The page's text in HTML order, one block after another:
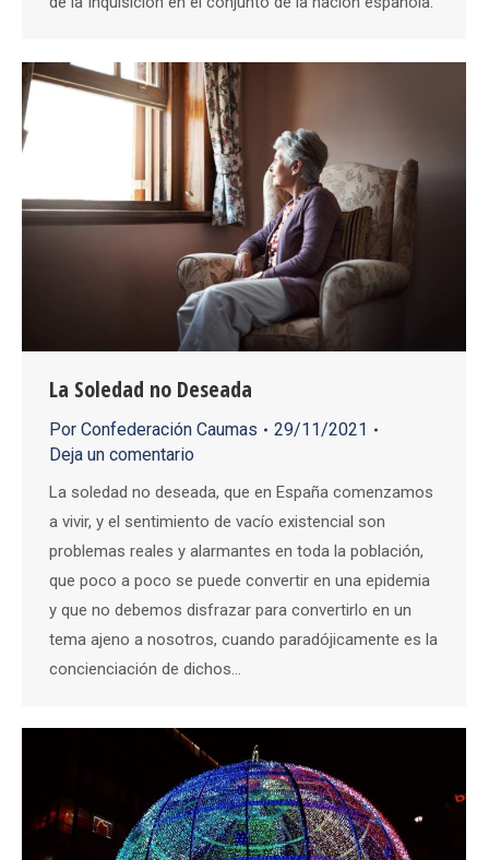
La Soledad no Deseada
Por Confederación Caumas
29/11/2021
Deja un comentario
La soledad no deseada, que en España comenzamos
a vivir, y el sentimiento de vacío existencial son
problemas reales y alarmantes en toda la población,
que poco a poco se puede convertir en una epidemia
y que no debemos disfrazar para convertirlo en un
tema ajeno a nosotros, cuando paradójicamente es la
concienciación de dichos…